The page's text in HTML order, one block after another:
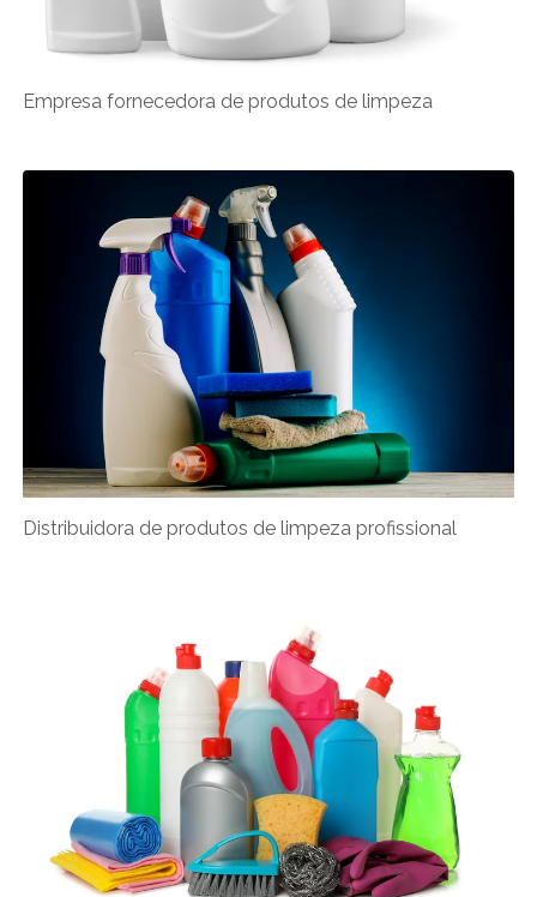
Empresa fornecedora de produtos de limpeza
Distribuidora de produtos de limpeza profissional